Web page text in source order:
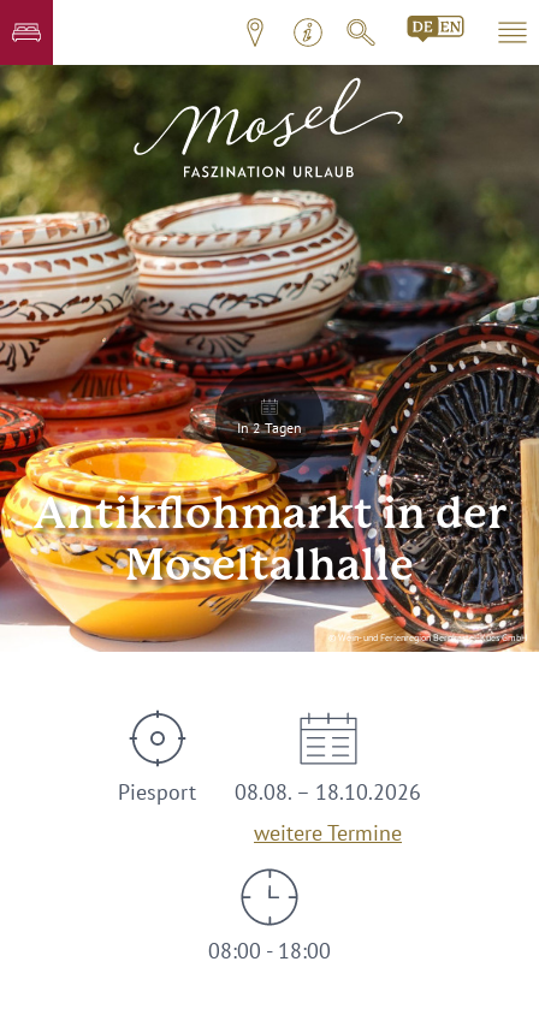
© Wein- und Ferienregion Bernkastel-Kues GmbH
In 2 Tagen
Antikflohmarkt in der
Moseltalhalle
Piesport
08.08. – 18.10.2026
weitere Termine
08:00 - 18:00